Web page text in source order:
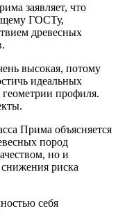
заявляет, что
ГОСТу,
древесных
высокая, потому
идеальных
профиля.
Прима объясняется
пород
но и
риска
себя